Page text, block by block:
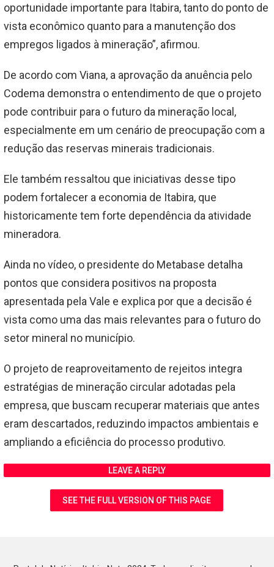
oportunidade importante para Itabira, tanto do ponto de
vista econômico quanto para a manutenção dos
empregos ligados à mineração”, afirmou.
De acordo com Viana, a aprovação da anuência pelo
Codema demonstra o entendimento de que o projeto
pode contribuir para o futuro da mineração local,
especialmente em um cenário de preocupação com a
redução das reservas minerais tradicionais.
Ele também ressaltou que iniciativas desse tipo
podem fortalecer a economia de Itabira, que
historicamente tem forte dependência da atividade
mineradora.
Ainda no vídeo, o presidente do Metabase detalha
pontos que considera positivos na proposta
apresentada pela Vale e explica por que a decisão é
vista como uma das mais relevantes para o futuro do
setor mineral no município.
O projeto de reaproveitamento de rejeitos integra
estratégias de mineração circular adotadas pela
empresa, que buscam recuperar materiais que antes
eram descartados, reduzindo impactos ambientais e
ampliando a eficiência do processo produtivo.
LEAVE A REPLY
SEE THE FULL VERSION OF THIS PAGE